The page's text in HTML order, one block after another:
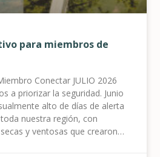
para miembros de
Conectar JULIO 2026
a priorizar la seguridad. Junio
alto de días de alerta
nuestra región, con
y ventosas que crearon